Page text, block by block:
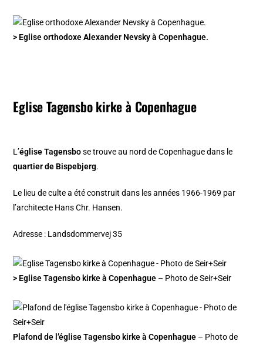
> Eglise orthodoxe Alexander Nevsky à Copenhague.
Eglise Tagensbo kirke à Copenhague
L’église Tagensbose trouve au nord de Copenhague dans le
quartier de Bispebjerg.
Le lieu de culte a été construit dans les années 1966-1969 par
l’architecte Hans Chr. Hansen.
Adresse : Landsdommervej 35
> Eglise Tagensbo kirke à Copenhague – Photo de Seir+Seir
Plafond de l’église Tagensbo kirke à Copenhague – Photo de